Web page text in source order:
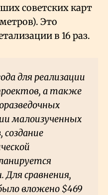
советских карт
Это
в 16 раз.
для реализации
а также
малоизученных
создание
сравнения,
вложено $469